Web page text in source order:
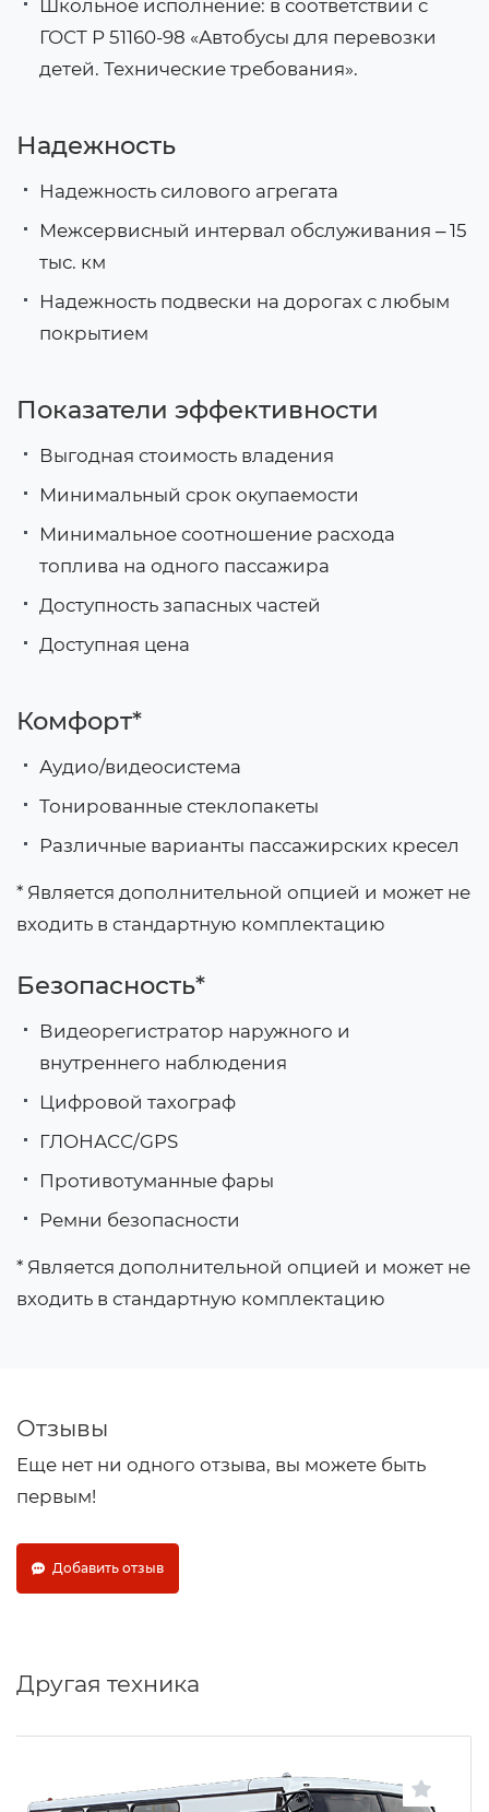
Школьное исполнение: в соответствии с
ГОСТ Р 51160-98 «Автобусы для перевозки
детей. Технические требования».
Надежность
Надежность силового агрегата
Межсервисный интервал обслуживания ‒ 15
тыс. км
Надежность подвески на дорогах с любым
покрытием
Показатели эффективности
Выгодная стоимость владения
Минимальный срок окупаемости
Минимальное соотношение расхода
топлива на одного пассажира
Доступность запасных частей
Доступная цена
Комфорт*
Аудио/видеосистема
Тонированные стеклопакеты
Различные варианты пассажирских кресел
* Является дополнительной опцией и может не
входить в стандартную комплектацию
Безопасность*
Видеорегистратор наружного и
внутреннего наблюдения
Цифровой тахограф
ГЛОНАСС/GPS
Противотуманные фары
Ремни безопасности
* Является дополнительной опцией и может не
входить в стандартную комплектацию
Отзывы
Еще нет ни одного отзыва, вы можете быть
первым!
Добавить отзыв
Другая техника
ПАЗ-320302-02